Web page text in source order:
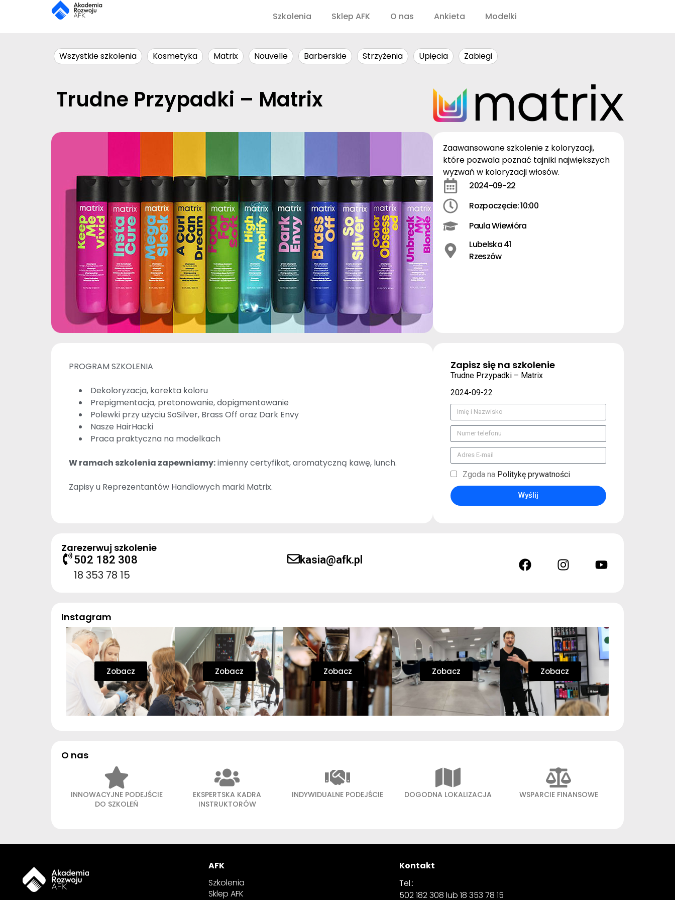
Szkolenia Sklep AFK O nas Ankieta Modelki
Wszystkie szkolenia Kosmetyka Matrix Nouvelle Barberskie Strzyżenia Upięcia Zabiegi
Trudne Przypadki – Matrix
Zaawansowane szkolenie z koloryzacji,
które pozwala poznać tajniki największych
wyzwań w koloryzacji włosów.
2024-09-22
Rozpoczęcie: 10:00
Paula Wiewióra
Lubelska 41
Rzeszów
PROGRAM SZKOLENIA
Dekoloryzacja, korekta koloru
Prepigmentacja, pretonowanie, dopigmentowanie
Polewki przy użyciu SoSilver, Brass Off oraz Dark Envy
Nasze HairHacki
Praca praktyczna na modelkach
W ramach szkolenia zapewniamy:imienny certyfikat, aromatyczną kawę, lunch.
Zapisy u Reprezentantów Handlowych marki Matrix.
Zapisz się na szkolenie
Trudne Przypadki – Matrix
2024-09-22
Zgoda na Politykę prywatności
Wyślij
Zarezerwuj szkolenie
502 182 308
18 353 78 15
kasia@afk.pl
Instagram
Zobacz Zobacz Zobacz Zobacz Zobacz
O nas
INNOWACYJNE PODEJŚCIE
DO SZKOLEŃ
EKSPERTSKA KADRA
INSTRUKTORÓW
INDYWIDUALNE PODEJŚCIE DOGODNA LOKALIZACJA WSPARCIE FINANSOWE
AFK
Szkolenia
Sklep AFK
Kontakt
Tel.:
502 182 308 lub 18 353 78 15 ‍